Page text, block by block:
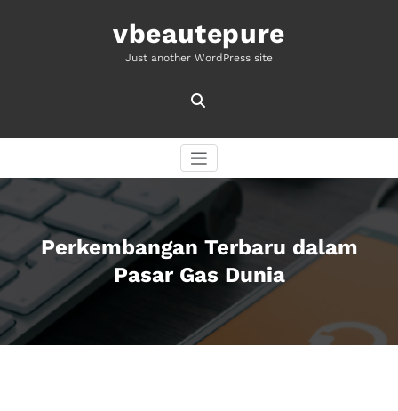
vbeautepure
Just another WordPress site
Perkembangan Terbaru dalam
Pasar Gas Dunia